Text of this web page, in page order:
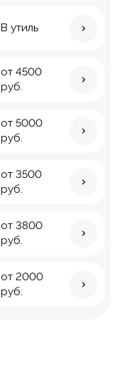
В утиль
от 4500
руб.
от 5000
руб.
от 3500
руб.
от 3800
руб.
от 2000
руб.